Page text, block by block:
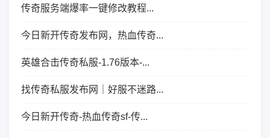
传奇服务端爆率一键修改教程...
今日新开传奇发布网，热血传奇...
英雄合击传奇私服-1.76版本-...
找传奇私服发布网｜好服不迷路...
今日新开传奇-热血传奇sf-传...